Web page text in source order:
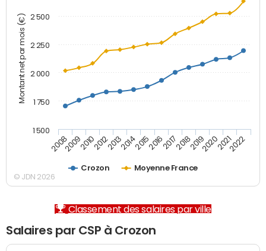
Montant net par mois (€)
Crozon Moyenne France
20082009201020122013201420152016201720182019202020212022
1 500
1 750
2 000
2 250
2 500
© JDN 2026
Classement des salaires par ville
Salaires par CSP à Crozon